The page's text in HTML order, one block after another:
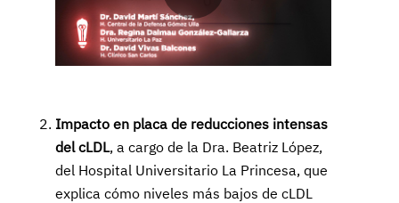
Play
Impacto en placa de reducciones intensas
del cLDL, a cargo de la Dra. Beatriz López,
del Hospital Universitario La Princesa, que
explica cómo niveles más bajos de cLDL